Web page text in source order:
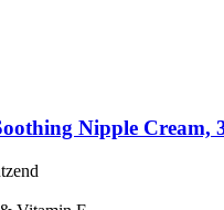
Nipple Cream,